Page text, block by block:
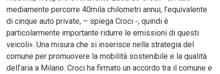
mediamente percorre 40mila chilometri annui, l’equivalente
di cinque auto private, – spiega Croci -, quindi è
particolarmente importante ridurre le emissioni di questi
veicoli». Una misura che si inserisce nella strategia del
comune per promuovere la mobilità sostenibile e la qualità
dell’aria a Milano. Croci ha firmato un accordo tra il comune e